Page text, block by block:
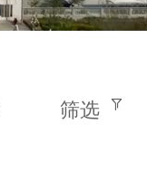
筛选